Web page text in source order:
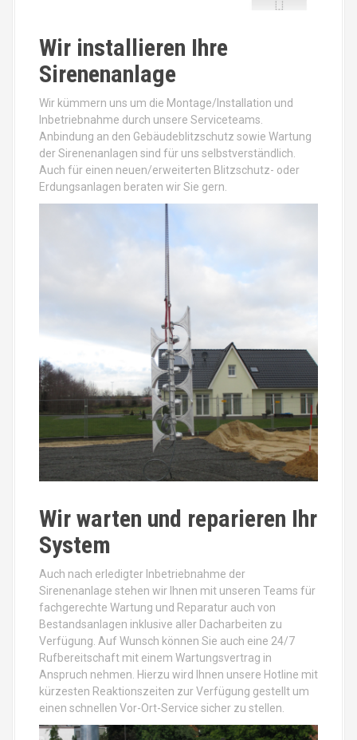
Wir installieren Ihre
Sirenenanlage
Wir kümmern uns um die Montage/Installation und
Inbetriebnahme durch unsere Serviceteams.
Anbindung an den Gebäudeblitzschutz sowie Wartung
der Sirenenanlagen sind für uns selbstverständlich.
Auch für einen neuen/erweiterten Blitzschutz- oder
Erdungsanlagen beraten wir Sie gern.
Wir warten und reparieren Ihr
System
Auch nach erledigter Inbetriebnahme der
Sirenenanlage stehen wir Ihnen mit unseren Teams für
fachgerechte Wartung und Reparatur auch von
Bestandsanlagen inklusive aller Dacharbeiten zu
Verfügung. Auf Wunsch können Sie auch eine 24/7
Rufbereitschaft mit einem Wartungsvertrag in
Anspruch nehmen. Hierzu wird Ihnen unsere Hotline mit
kürzesten Reaktionszeiten zur Verfügung gestellt um
einen schnellen Vor-Ort-Service sicher zu stellen.